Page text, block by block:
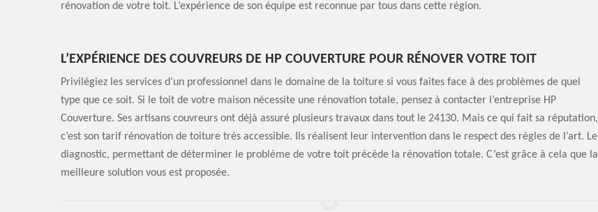
rénovation de votre toit. L’expérience de son équipe est reconnue par tous dans cette région.
L’EXPÉRIENCE DES COUVREURS DE HP COUVERTURE POUR RÉNOVER VOTRE TOIT
Privilégiez les services d’un professionnel dans le domaine de la toiture si vous faites face à des problèmes de quel
type que ce soit. Si le toit de votre maison nécessite une rénovation totale, pensez à contacter l’entreprise HP
Couverture. Ses artisans couvreurs ont déjà assuré plusieurs travaux dans tout le 24130. Mais ce qui fait sa réputation,
c’est son tarif rénovation de toiture très accessible. Ils réalisent leur intervention dans le respect des règles de l’art. Le
diagnostic, permettant de déterminer le problème de votre toit précède la rénovation totale. C’est grâce à cela que la
meilleure solution vous est proposée.